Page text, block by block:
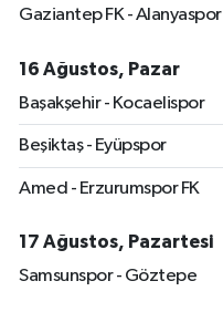
Gaziantep FK - Alanyaspor
16 Ağustos, Pazar
Başakşehir - Kocaelispor
Beşiktaş - Eyüpspor
Amed - Erzurumspor FK
17 Ağustos, Pazartesi
Samsunspor - Göztepe